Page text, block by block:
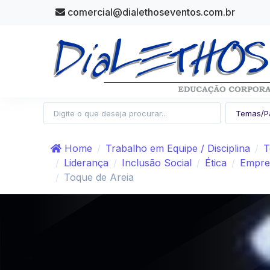
comercial@dialethoseventos.com.br
Home Trabalho em Equipe / Disciplina
Liderança
Inclusão Social Ética
Toque de Areia